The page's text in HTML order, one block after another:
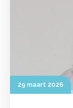
29 maart 2026